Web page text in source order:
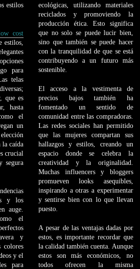
estilos
cost
estilos,
para
telas
que es
hasta
el
un
caída
crucial
segura
y los
auge.
el
y
colores
y el
para
ecológicas, utilizando materiales
reciclados y promoviendo la
producción ética. Esto significa
que no solo se puede lucir bien,
sino que también se puede hacer
con la tranquilidad de que se está
contribuyendo a un futuro más
sostenible.
El acceso a la vestimenta de
precios bajos también ha
fomentado un sentido de
comunidad entre las compradoras.
Las redes sociales han permitido
que las mujeres compartan sus
hallazgos y estilos, creando un
espacio donde se celebra la
creatividad y la originalidad.
Muchas influencers y bloggers
promueven looks asequibles,
inspirando a otras a experimentar
y sentirse bien con lo que llevan
puesto.
A pesar de las ventajas dadas por
estos, es importante recordar que
la calidad también cuenta. Aunque
estos son más económicos, no
todos ofrecen la misma